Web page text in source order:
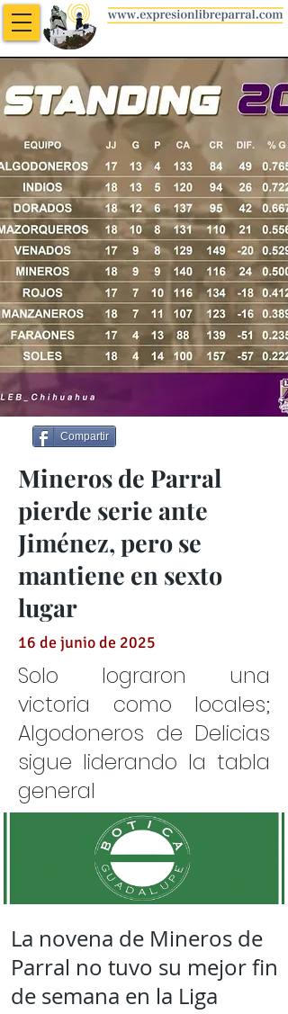
Compartir
Mineros de Parral
pierde serie ante
Jiménez, pero se
mantiene en sexto
lugar
16 de junio de 2025
Solo lograron una
victoria como locales;
Algodoneros de Delicias
sigue liderando la tabla
general
La novena de Mineros de
Parral no tuvo su mejor fin
de semana en la Liga